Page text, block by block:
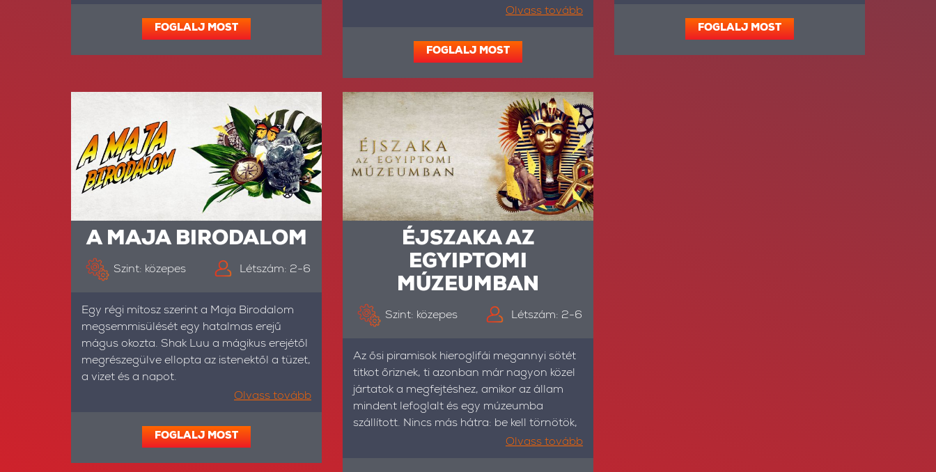
FOGLALJ MOST
Olvass tovább
FOGLALJ MOST
FOGLALJ MOST
A MAJA BIRODALOM
Szint: közepes Létszám: 2-6
Egy régi mítosz szerint a Maja Birodalom
megsemmisülését egy hatalmas erejű
mágus okozta. Shak Luu a mágikus erejétől
megrészegülve ellopta az istenektől a tüzet,
a vizet és a napot.
Olvass tovább
FOGLALJ MOST
ÉJSZAKA AZ
EGYIPTOMI
MÚZEUMBAN
Szint: közepes Létszám: 2-6
Az ősi piramisok hieroglifái megannyi sötét
titkot őriznek, ti azonban már nagyon közel
jártatok a megfejtéshez, amikor az állam
mindent lefoglalt és egy múzeumba
szállított. Nincs más hátra: be kell törnötök,
hogy visszaszerezhessétek a kutatásiOlvass tovább